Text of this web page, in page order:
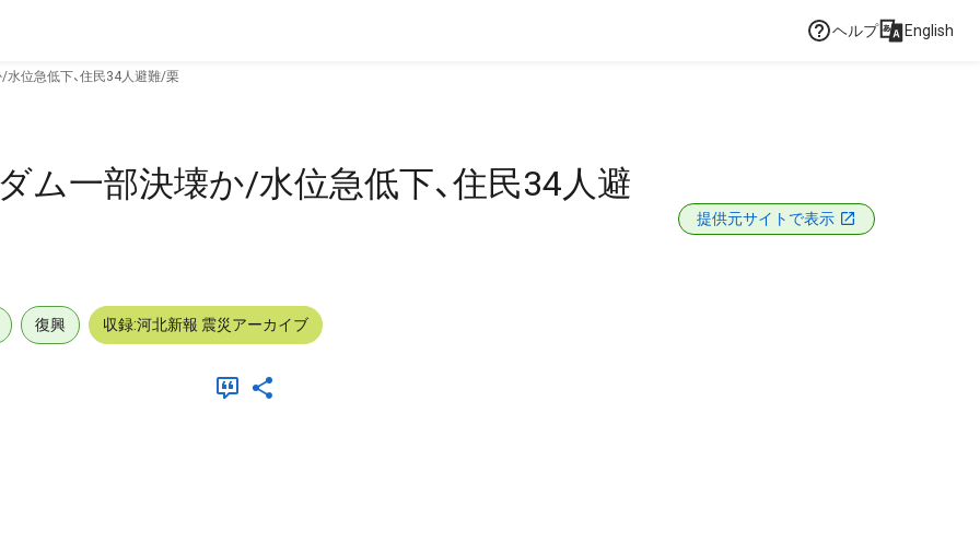
ヘルプ English
水位急低下、住民34人避難/栗
ム一部決壊か/水位急低下、住民34人避
提供元サイトで表示
復興 収録:河北新報 震災アーカイブ